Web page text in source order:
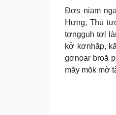
Đơs niam
Hưng, Thủ
tơngguh tơl
kơ̆ kơnhăp,
gơnoar broă
măy mŏk mờ